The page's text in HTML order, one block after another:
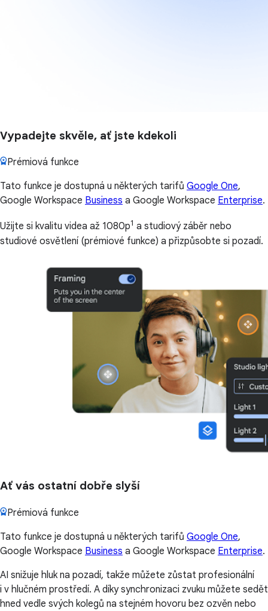
Vypadejte skvěle, ať jste kdekoli
Prémiová funkce
Tato funkce je dostupná u některých tarifů Google One,
Google Workspace Business a Google Workspace Enterprise.
Užijte si kvalitu videa až 1080p1 a studiový záběr nebo
studiové osvětlení (prémiové funkce) a přizpůsobte si pozadí.
Ať vás ostatní dobře slyší
Prémiová funkce
Tato funkce je dostupná u některých tarifů Google One,
Google Workspace Business a Google Workspace Enterprise.
AI snižuje hluk na pozadí, takže můžete zůstat profesionální
i v hlučném prostředí. A díky synchronizaci zvuku můžete sedět
hned vedle svých kolegů na stejném hovoru bez ozvěn nebo